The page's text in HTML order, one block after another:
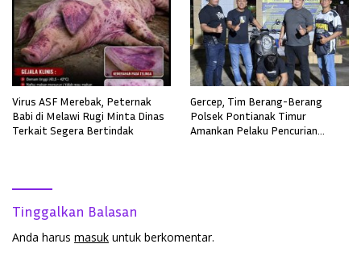
Virus ASF Merebak, Peternak
Babi di Melawi Rugi Minta Dinas
Terkait Segera Bertindak
Gercep, Tim Berang-Berang
Polsek Pontianak Timur
Amankan Pelaku Pencurian
Tinggalkan Balasan
Anda harus masuk untuk berkomentar.